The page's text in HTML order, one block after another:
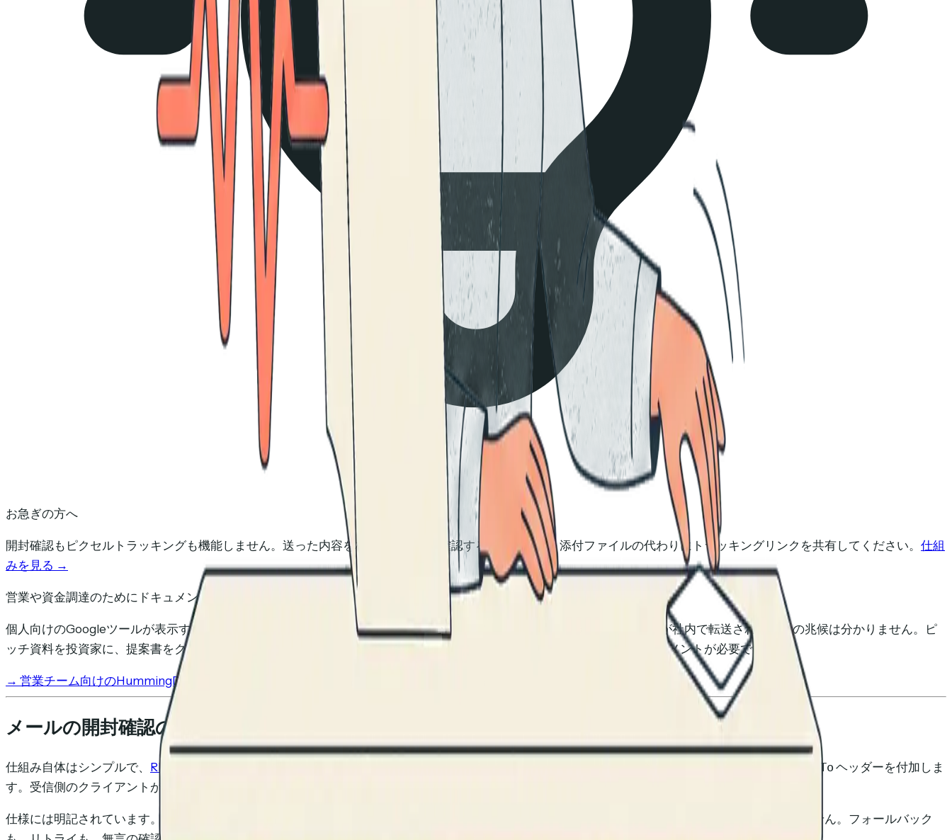
お急ぎの方へ
開封確認もピクセルトラッキングも機能しません。送った内容を相手が読んだか確認する唯一の方法：添付ファイルの代わりにトラッキングリンクを共有してください。 仕組
みを見る →
営業や資金調達のためにドキュメントを追跡していますか?
個人向けのGoogleツールが表示するのは集計された「開封」のみです。ページごとの閲覧時間、再訪問、デッキや提案書が社内で転送されたときの兆候は分かりません。ピ
ッチ資料を投資家に、提案書をクライアントに送るなら、フラットな開封数ではなく、ステークホルダー単位のエンゲージメントが必要です。
→ 営業チーム向けのHummingDeckを見る
メールの開封確認の仕組み
仕組み自体はシンプルで、 RFC 8098 Disposition-Notification-To ヘッダーを付加しま
す。受信側のクライアントがこのヘッダーを検出し、受信者に確認を促します。受信者が承認すれば、送信者に通知が返されます。
仕様には明記されています。開封確認のリクエストは「完全に任意」です。受信者は常に拒否でき、拒否したこと自体が送信者に伝わることもありません。フォールバック